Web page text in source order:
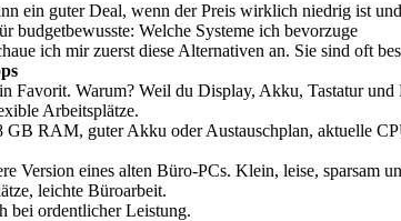
ein guter Deal, wenn der Preis wirklich niedrig ist
budgetbewusste: Welche Systeme ich bevorzuge
ich mir zuerst diese Alternativen an. Sie sind oft
Favorit. Warum? Weil du Display, Akku, Tastatur
Arbeitsplätze.
GB RAM, guter Akku oder Austauschplan, aktuelle
Version eines alten Büro-PCs. Klein, leise, sparsam
leichte Büroarbeit.
bei ordentlicher Leistung.